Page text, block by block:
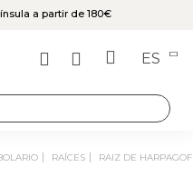
a partir de 180€
ES
RAÍCES RAIZ DE